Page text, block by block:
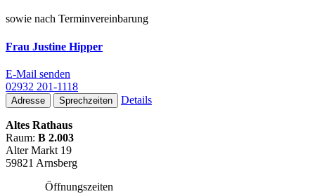
sowie nach Terminvereinbarung
Frau Justine Hipper
E-Mail senden
02932 201-1118
Adresse Sprechzeiten Details
Altes Rathaus
Raum: B 2.003
Alter Markt 19
59821 Arnsberg
Öffnungszeiten